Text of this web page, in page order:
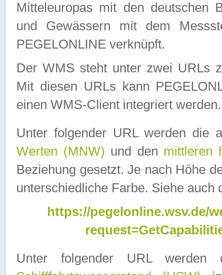
Mitteleuropas mit den deutschen
und Gewässern mit dem
PEGELONLINE verknüpft.
Der WMS steht unter zwei URLs
Mit diesen URLs kann
einen WMS-Client integriert werden.
Unter folgender URL werden die
Werten (MNW) und den mittleren
Beziehung gesetzt. Je nach Höhe
unterschiedliche Farbe. Siehe auch
https://pegelonline.wsv.de/
Unter folgender URL